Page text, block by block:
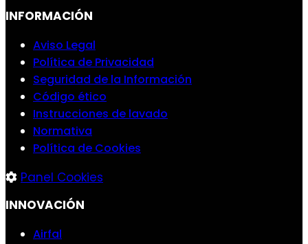
INFORMACIÓN
Aviso Legal
Política de Privacidad
Seguridad de la Información
Código ético
Instrucciones de lavado
Normativa
Política de Cookies
Panel Cookies
INNOVACIÓN
Airfal